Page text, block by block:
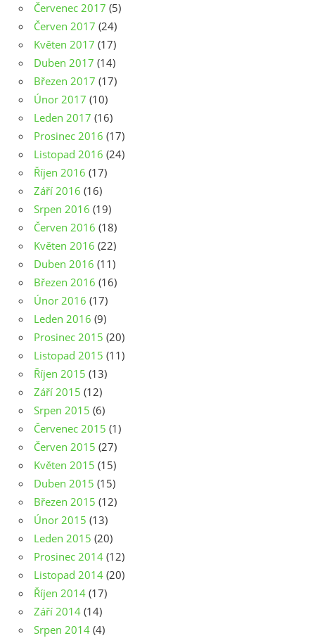
Červenec 2017 (5)
Červen 2017 (24)
Květen 2017 (17)
Duben 2017 (14)
Březen 2017 (17)
Únor 2017 (10)
Leden 2017 (16)
Prosinec 2016 (17)
Listopad 2016 (24)
Říjen 2016 (17)
Září 2016 (16)
Srpen 2016 (19)
Červen 2016 (18)
Květen 2016 (22)
Duben 2016 (11)
Březen 2016 (16)
Únor 2016 (17)
Leden 2016 (9)
Prosinec 2015 (20)
Listopad 2015 (11)
Říjen 2015 (13)
Září 2015 (12)
Srpen 2015 (6)
Červenec 2015 (1)
Červen 2015 (27)
Květen 2015 (15)
Duben 2015 (15)
Březen 2015 (12)
Únor 2015 (13)
Leden 2015 (20)
Prosinec 2014 (12)
Listopad 2014 (20)
Říjen 2014 (17)
Září 2014 (14)
Srpen 2014 (4)